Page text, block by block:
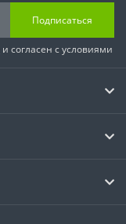
Подписаться
и согласен с условиями